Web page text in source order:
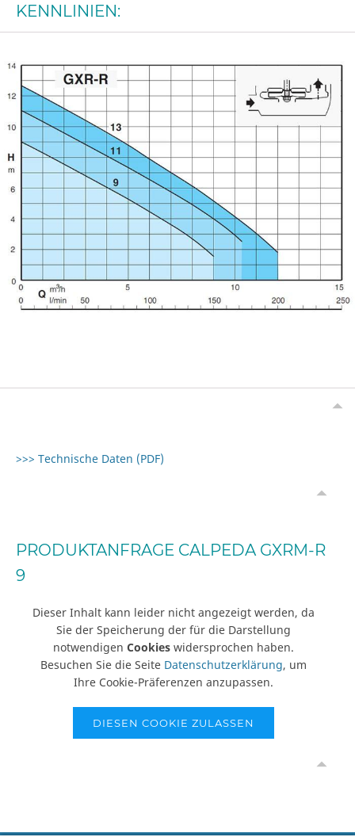
KENNLINIEN:
>>> Technische Daten (PDF)
PRODUKTANFRAGE CALPEDA GXRM-R
9
Dieser Inhalt kann leider nicht angezeigt werden, da
Sie der Speicherung der für die Darstellung
notwendigen Cookies widersprochen haben.
Besuchen Sie die Seite Datenschutzerklärung, um
Ihre Cookie-Präferenzen anzupassen.
DIESEN COOKIE ZULASSEN